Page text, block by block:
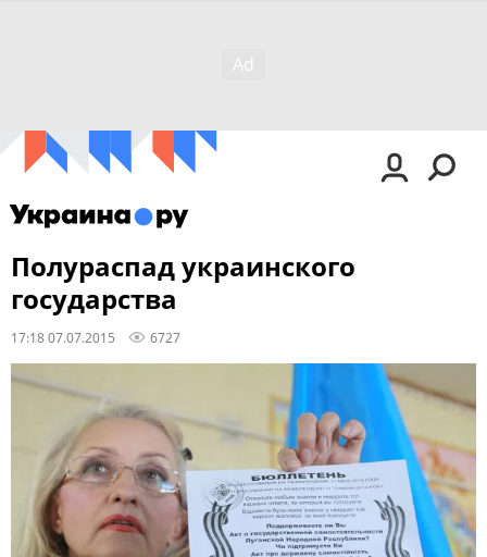
Полураспад украинского
государства
17:18 07.07.2015 6727